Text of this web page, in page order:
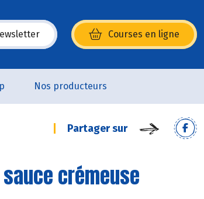
Courses en ligne
une nouvelle fenêtre)
Nos producteurs
Partager sur
crémeuse